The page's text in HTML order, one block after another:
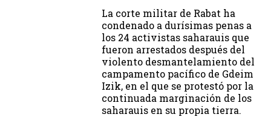
La corte militar de Rabat ha
condenado a durísimas penas a
los 24 activistas saharauis que
fueron arrestados después del
violento desmantelamiento del
campamento pacífico de Gdeim
Izik, en el que se protestó por la
continuada marginación de los
saharauis en su propia tierra.